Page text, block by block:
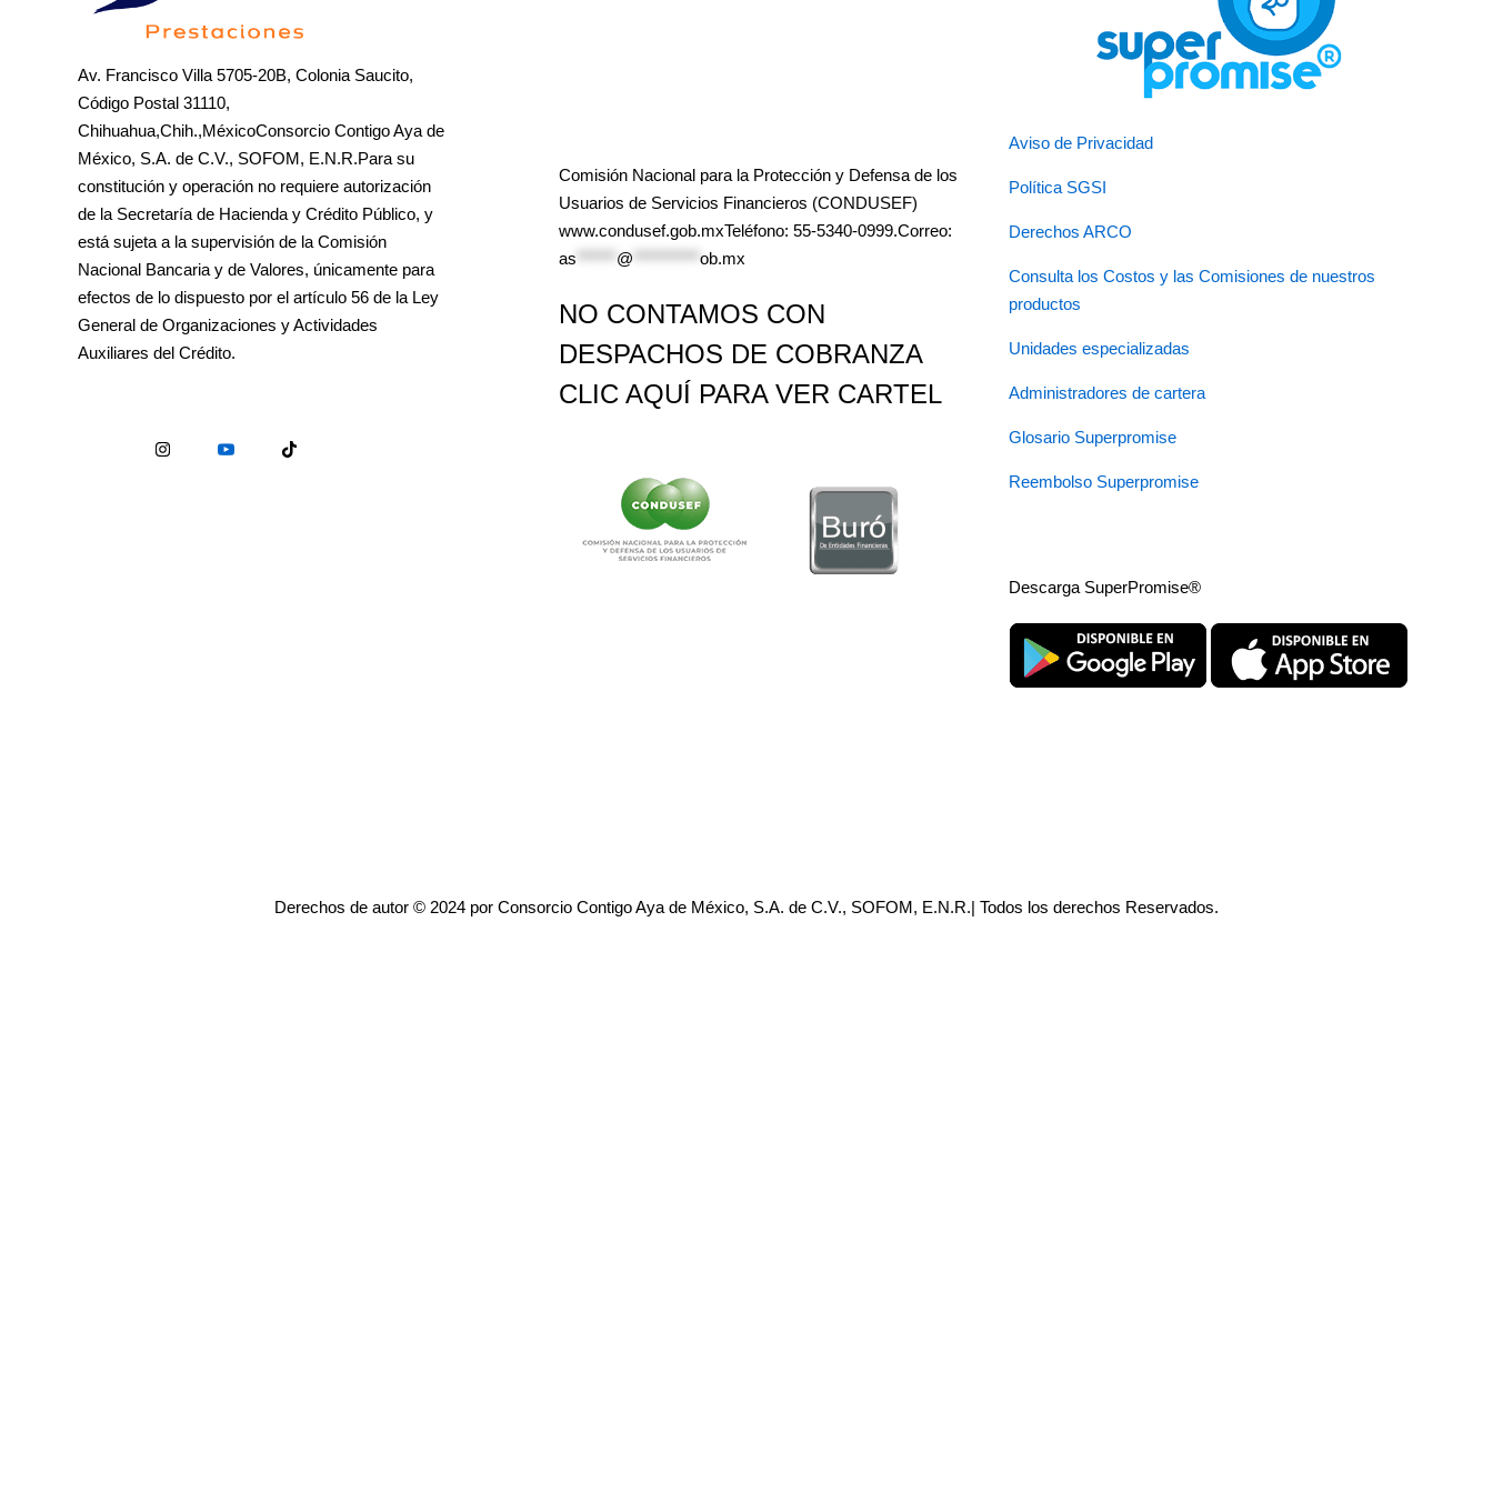
Av. Francisco Villa 5705-20B, Colonia Saucito,
Código Postal 31110,
Chihuahua,Chih.,MéxicoConsorcio Contigo Aya de
México, S.A. de C.V., SOFOM, E.N.R.Para su
constitución y operación no requiere autorización
de la Secretaría de Hacienda y Crédito Público, y
está sujeta a la supervisión de la Comisión
Nacional Bancaria y de Valores, únicamente para
efectos de lo dispuesto por el artículo 56 de la Ley
General de Organizaciones y Actividades
Auxiliares del Crédito.
Comisión Nacional para la Protección y Defensa de los
Usuarios de Servicios Financieros (CONDUSEF)
www.condusef.gob.mxTeléfono: 55-5340-0999.Correo:
as
@ ob.mx
NO CONTAMOS CON
DESPACHOS DE COBRANZA
CLIC AQUÍ PARA VER CARTEL
Aviso de Privacidad
Política SGSI
Derechos ARCO
Consulta los Costos y las Comisiones de nuestros
productos
Unidades especializadas
Administradores de cartera
Glosario Superpromise
Reembolso Superpromise
Descarga SuperPromise®
Derechos de autor © 2024 por Consorcio Contigo Aya de México, S.A. de C.V., SOFOM, E.N.R.| Todos los derechos Reservados.